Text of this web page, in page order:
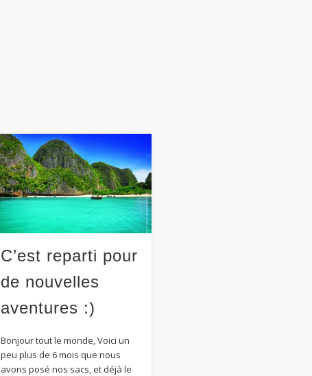
C’est reparti pour
de nouvelles
aventures :)
Bonjour tout le monde, Voici un
peu plus de 6 mois que nous
avons posé nos sacs, et déjà le